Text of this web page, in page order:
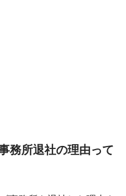
務所退社の理由って